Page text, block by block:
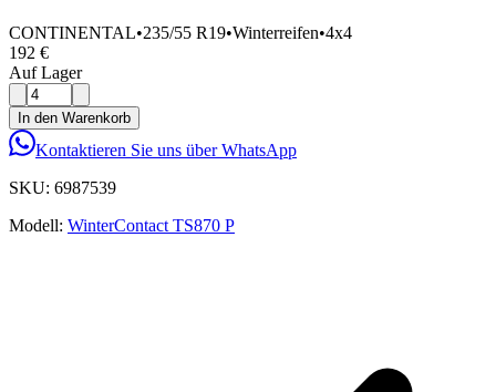
CONTINENTAL•235/55 R19•Winterreifen•4x4
192 €
Auf Lager
In den Warenkorb
Kontaktieren Sie uns über WhatsApp
SKU: 6987539
Modell: WinterContact TS870 P